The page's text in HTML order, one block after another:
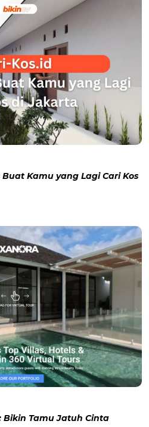
Buat Kamu yang Lagi Cari Kos
Bikin Tamu Jatuh Cinta